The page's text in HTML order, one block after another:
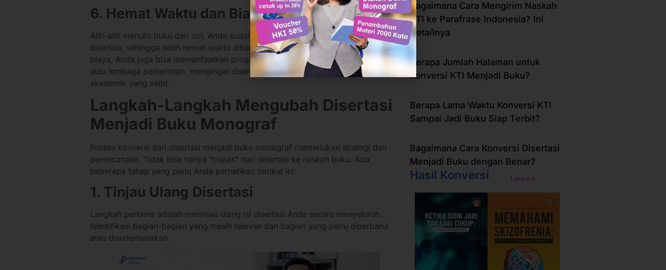
6. Hemat Waktu dan Biaya
Alih-alih menulis buku dari nol, Anda sudah memiliki bahan dasar lengkap dari
disertasi, sehingga lebih hemat waktu dibanding memulai riset baru. Dari segi
biaya, Anda juga bisa memanfaatkan program bantuan hibah buku dari kampus
atau lembaga pemerintah, mengingat disertasi Anda telah melalui proses
akademik yang valid.
Langkah-Langkah Mengubah Disertasi
Menjadi Buku Monograf
Proses konversi dari disertasi menjadi buku monograf memerlukan strategi dan
perencanaan. Tidak bisa hanya “copas” dari disertasi ke naskah buku. Ada
beberapa tahap yang perlu Anda perhatikan berikut ini:
1. Tinjau Ulang Disertasi
Langkah pertama adalah meninjau ulang isi disertasi Anda secara menyeluruh.
Identifikasi bagian-bagian yang masih relevan dan bagian yang perlu diperbarui
atau disederhanakan.
Bagaimana Cara Mengirim Naskah
KTI ke Parafrase Indonesia? Ini
Detailnya
Berapa Jumlah Halaman untuk
Konversi KTI Menjadi Buku?
Berapa Lama Waktu Konversi KTI
Sampai Jadi Buku Siap Terbit?
Bagaimana Cara Konversi Disertasi
Menjadi Buku dengan Benar?
Hasil Konversi Lainya ➜